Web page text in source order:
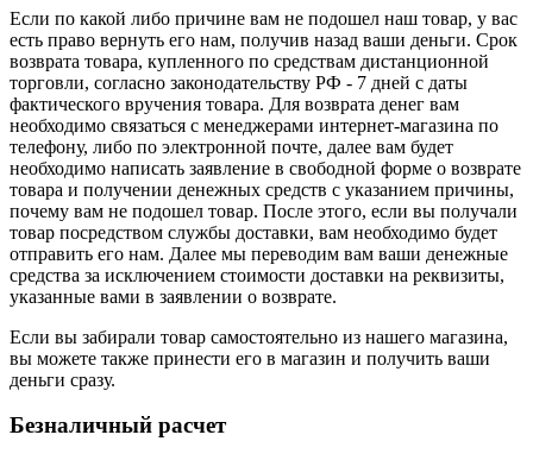
Если по какой либо причине вам не подошел наш товар, у вас
есть право вернуть его нам, получив назад ваши деньги. Срок
возврата товара, купленного по средствам дистанционной
торговли, согласно законодательству РФ - 7 дней с даты
фактического вручения товара. Для возврата денег вам
необходимо связаться с менеджерами интернет-магазина по
телефону, либо по электронной почте, далее вам будет
необходимо написать заявление в свободной форме о возврате
товара и получении денежных средств с указанием причины,
почему вам не подошел товар. После этого, если вы получали
товар посредством службы доставки, вам необходимо будет
отправить его нам. Далее мы переводим вам ваши денежные
средства за исключением стоимости доставки на реквизиты,
указанные вами в заявлении о возврате.
Если вы забирали товар самостоятельно из нашего магазина,
вы можете также принести его в магазин и получить ваши
деньги сразу.
Безналичный расчет